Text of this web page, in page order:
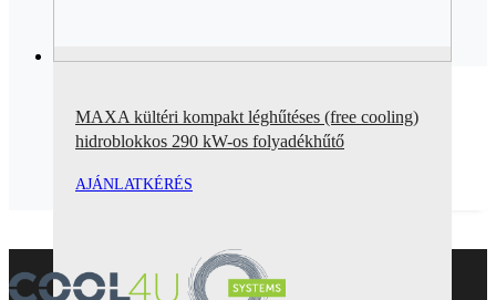
MAXA kültéri kompakt léghűtéses (free cooling)
hidroblokkos 290 kW-os folyadékhűtő
AJÁNLATKÉRÉS